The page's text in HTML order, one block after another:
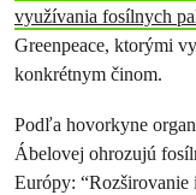
využívania fosílnych
Greenpeace, ktorými
konkrétnym činom.
Podľa hovorkyne
Ábelovej ohrozujú
Európy: